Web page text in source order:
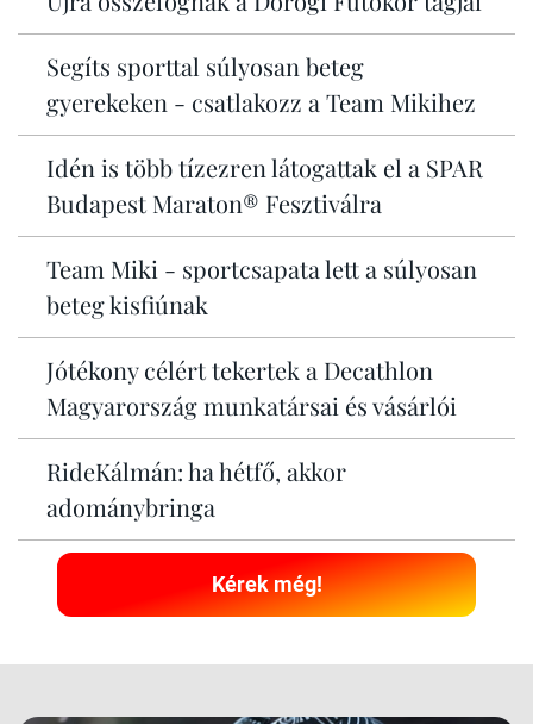
Segíts sporttal súlyosan beteg
gyerekeken - csatlakozz a Team Mikihez
Idén is több tízezren látogattak el a SPAR
Budapest Maraton® Fesztiválra
Team Miki - sportcsapata lett a súlyosan
beteg kisfiúnak
Jótékony célért tekertek a Decathlon
Magyarország munkatársai és vásárlói
RideKálmán: ha hétfő, akkor
adománybringa
Kérek még!